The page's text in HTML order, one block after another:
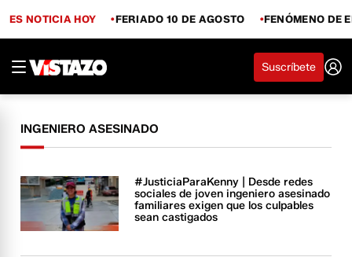
ES NOTICIA HOY FERIADO 10 DE AGOSTO FENÓMENO DE
Suscríbete
INGENIERO ASESINADO
#JusticiaParaKenny | Desde redes
sociales de joven ingeniero asesinado
familiares exigen que los culpables
sean castigados